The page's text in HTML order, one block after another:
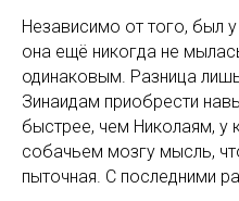
Независимо от того, был
она ещё никогда не
одинаковым. Разница
Зинаидам приобрести
быстрее, чем Николаям, у
собачьем мозгу мысль,
пыточная. С последними